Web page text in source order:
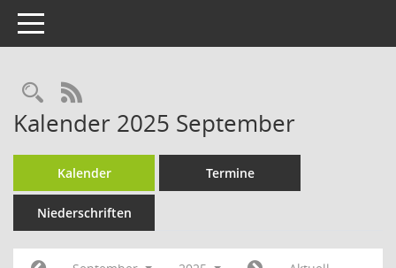
Toggle navigation
RSS-Feed
Kalender 2025 September
Kalender Termine
Niederschriften